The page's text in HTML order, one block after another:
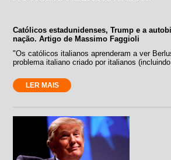
Católicos estadunidenses, Trump e a
nação. Artigo de Massimo Faggioli
"Os católicos italianos aprenderam a ver
problema italiano criado por italianos
LER MAIS